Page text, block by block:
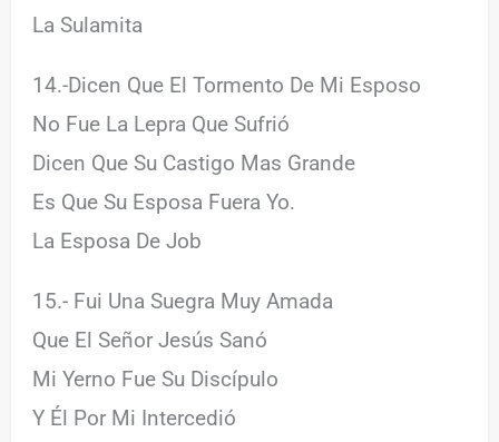
La Sulamita
14.-Dicen Que El Tormento De Mi Esposo
No Fue La Lepra Que Sufrió
Dicen Que Su Castigo Mas Grande
Es Que Su Esposa Fuera Yo.
La Esposa De Job
15.- Fui Una Suegra Muy Amada
Que El Señor Jesús Sanó
Mi Yerno Fue Su Discípulo
Y Él Por Mi Intercedió